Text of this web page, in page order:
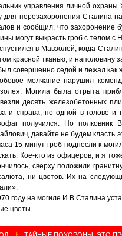
управления личной охраны
для перезахоронения Сталина
и сообщил, что захоронение
могут выкрасть гроб с телом
в Мавзолей, когда
красной тканью, и наполовину
совершенно седой и лежал как
молчание нарушил
Могила была отрыта
десять железобетонных
и справа, по одной в голове и
получился. Но полковник
давайте не будем класть
15 минут гроб поднесли к
Кое-кто из офицеров, и я
сверху положили
ни цветов. Их на
году на могиле И.В.Сталина
цветы…